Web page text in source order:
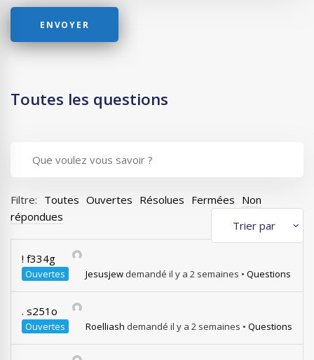
Toutes les questions
Filtre: Toutes Ouvertes Résolues Fermées Non
répondues
! f334g
Ouvertes Jesusjew demandé il y a 2 semaines • Questions
. s251o
Ouvertes Roelliash demandé il y a 2 semaines • Questions